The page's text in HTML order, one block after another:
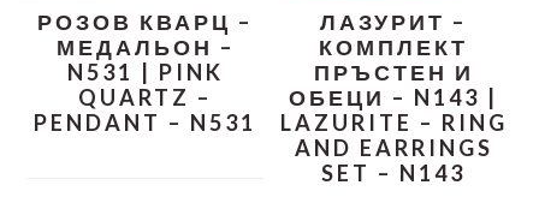
РОЗОВ КВАРЦ –
МЕДАЛЬОН –
N531 | PINK
QUARTZ –
PENDANT – N531
ЛАЗУРИТ –
КОМПЛЕКТ
ПРЪСТЕН И
ОБЕЦИ – N143 |
LAZURITE – RING
AND EARRINGS
SET – N143